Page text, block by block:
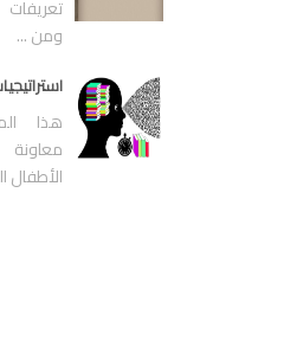
ومن ...
هذا
معاونة
الأطفال